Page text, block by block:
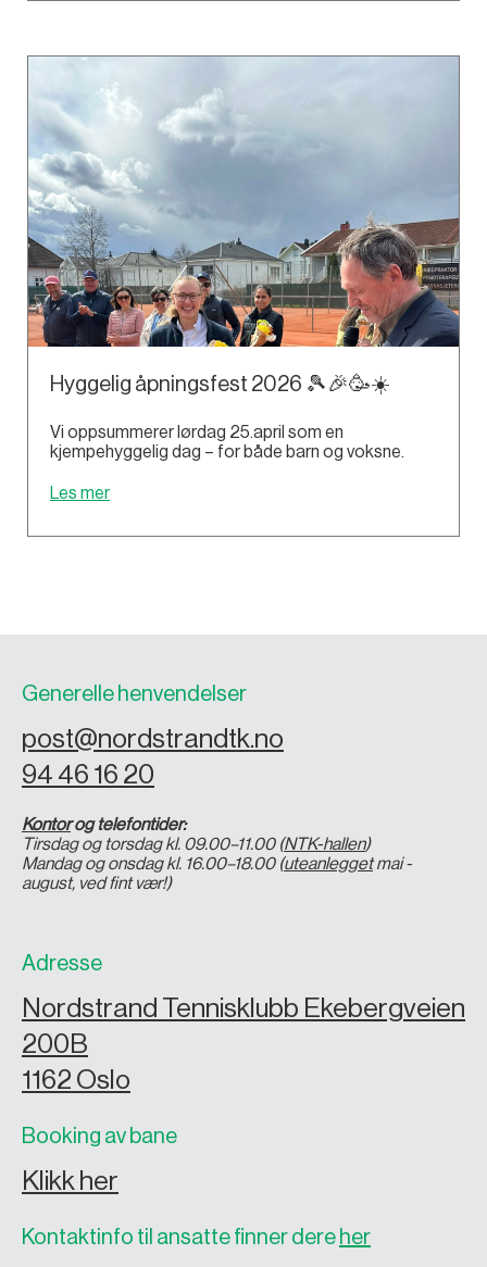
Hyggelig åpningsfest 2026 🎾🎉🥳☀️
Vi oppsummerer lørdag 25.april som en
kjempehyggelig dag – for både barn og voksne.
Les mer
Generelle henvendelser
post@nordstrandtk.no
94 46 16 20
Kontorog telefontider:
Tirsdag og torsdag kl. 09.00–11.00 (NTK-hallen)
Mandag og onsdag kl. 16.00–18.00 (uteanleggetmai -
august, ved fint vær!)
Adresse
Nordstrand Tennisklubb Ekebergveien
200B
1162 Oslo
Booking av bane
Klikk her
Kontaktinfo til ansatte finner dere her